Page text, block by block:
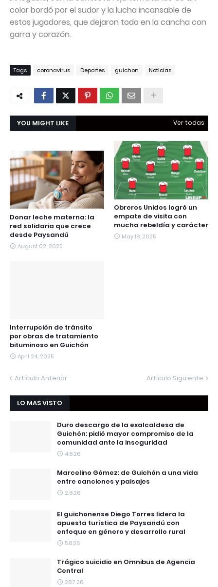
color bordó por el sudor y la lucha incansable de
estos jugadores, que dejaron todo en la cancha con
garra y corazón.
Tags coronavirus Deportes guichon Noticias
YOU MIGHT LIKE Ver todas
Donar leche materna: la
red solidaria que crece
desde Paysandú
August 02, 2025
Obreros Unidos logró un
empate de visita con
mucha rebeldía y carácter
May 18, 2025
Interrupción de tránsito
por obras de tratamiento
bituminoso en Guichón
April 24, 2025
Artículo Anterior Artículo Siguiente
LO MAS VISTO
Duro descargo de la exalcaldesa de
Guichón: pidió mayor compromiso de la
comunidad ante la inseguridad
4.8.26
Marcelino Gómez: de Guichón a una vida
entre canciones y paisajes
2.8.26
El guichonense Diego Torres lidera la
apuesta turística de Paysandú con
enfoque en género y desarrollo rural
5.8.26
Trágico suicidio en Omnibus de Agencia
Central
28.7.26